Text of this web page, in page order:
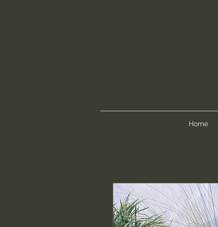
Home